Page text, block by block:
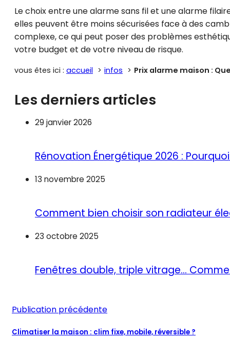
Le choix entre une alarme sans fil et une alarme
elles peuvent être moins sécurisées face à des
complexe, ce qui peut poser des problèmes
votre budget et de votre niveau de risque.
vous êtes ici : accueil infos Prix alarme maison :
Les derniers articles
29 janvier 2026
Rénovation Énergétique 2026 :
13 novembre 2025
Comment bien choisir son radiateur
23 octobre 2025
Fenêtres double, triple vitrage…
Publication précédente
Climatiser la maison : clim fixe, mobile, réversible ?